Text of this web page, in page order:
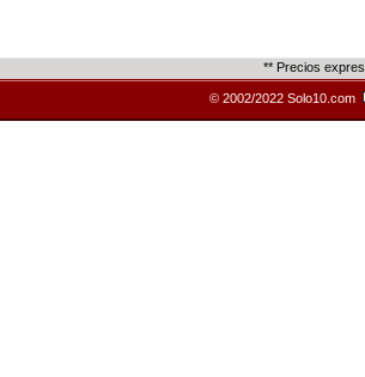
** Precios
© 2002/2022 Solo10.com